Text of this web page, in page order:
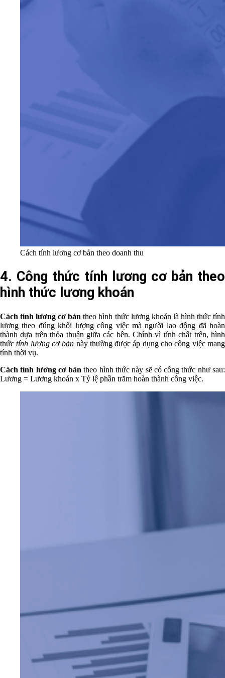
Cách tính lương cơ bản theo doanh thu
4. Công thức tính lương cơ bản theo
hình thức lương khoán
Cách tính lương cơ bản theo hình thức lương khoán là hình thức tính
lương theo đúng khối lượng công việc mà người lao động đã hoàn
thành dựa trên thỏa thuận giữa các bên. Chính vì tính chất trên, hình
thứctính lương cơ bản này thường được áp dụng cho công việc mang
tính thời vụ.
Cách tính lương cơ bản theo hình thức này sẽ có công thức như sau:
Lương = Lương khoán x Tỷ lệ phần trăm hoàn thành công việc.